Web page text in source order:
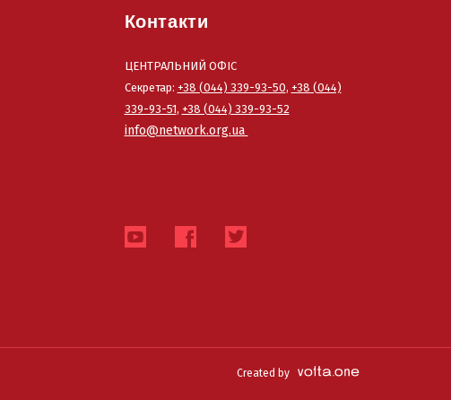
Контакти
ЦЕНТРАЛЬНИЙ ОФІС
Секретар: +38 (044) 339-93-50, +38 (044)
339-93-51, +38 (044) 339-93-52
info@network.org.ua
Created by